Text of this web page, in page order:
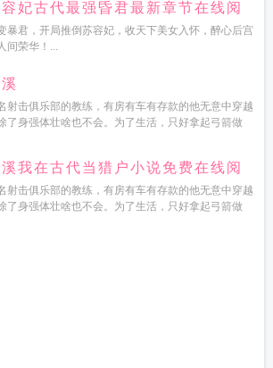
妃古代最强昏君最新章节在线阅
暴君，开局推倒苏容妃，收天下美女入怀，醉心后宫
间荣华！...
射击俱乐部的教练，有房有车有存款的他无意中穿越
了身强体壮啥也不会。为了生活，只好拿起弓箭做
我在古代当猎户小说免费在线阅
射击俱乐部的教练，有房有车有存款的他无意中穿越
了身强体壮啥也不会。为了生活，只好拿起弓箭做